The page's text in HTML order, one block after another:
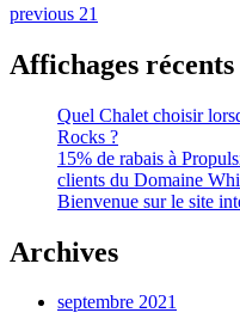
Naviguation
dans
les
publications
previous Previous
21
Affichages récents
Quel Chalet choisir
Rocks ?
15% de rabais à
clients du Domaine
Bienvenue sur le site
Archives
septembre 2021